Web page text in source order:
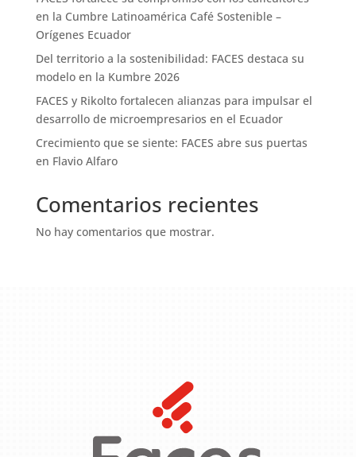
en la Cumbre Latinoamérica Café Sostenible –
Orígenes Ecuador
Del territorio a la sostenibilidad: FACES destaca su
modelo en la Kumbre 2026
FACES y Rikolto fortalecen alianzas para impulsar el
desarrollo de microempresarios en el Ecuador
Crecimiento que se siente: FACES abre sus puertas
en Flavio Alfaro
Comentarios recientes
No hay comentarios que mostrar.